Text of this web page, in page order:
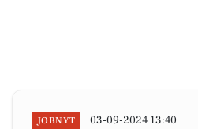
JOBNYT 03-09-2024 13:40